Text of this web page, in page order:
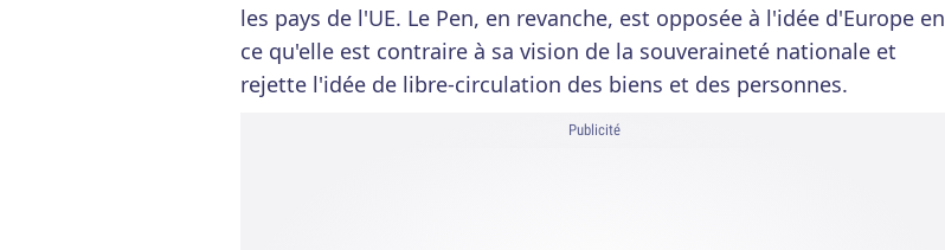
les pays de l'UE. Le Pen, en revanche, est opposée à l'idée d'Europe en
ce qu'elle est contraire à sa vision de la souveraineté nationale et
rejette l'idée de libre-circulation des biens et des personnes.
Publicité